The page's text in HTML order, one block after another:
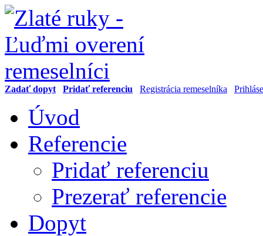
Zadať dopyt Pridať referenciu Registrácia remeselníka
Úvod
Referencie
Pridať referenciu
Prezerať referencie
Dopyt